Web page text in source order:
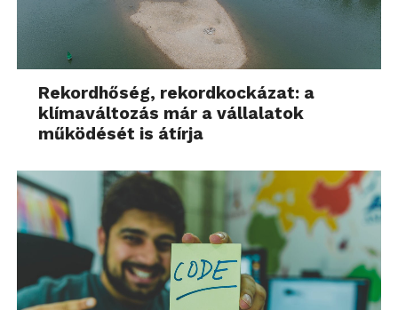
Rekordhőség, rekordkockázat: a
klímaváltozás már a vállalatok
működését is átírja